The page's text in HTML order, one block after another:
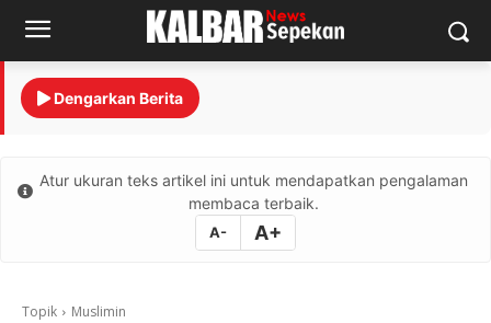
Dengarkan Berita
Atur ukuran teks artikel ini untuk mendapatkan pengalaman
membaca terbaik.
A- A+
Topik Muslimin